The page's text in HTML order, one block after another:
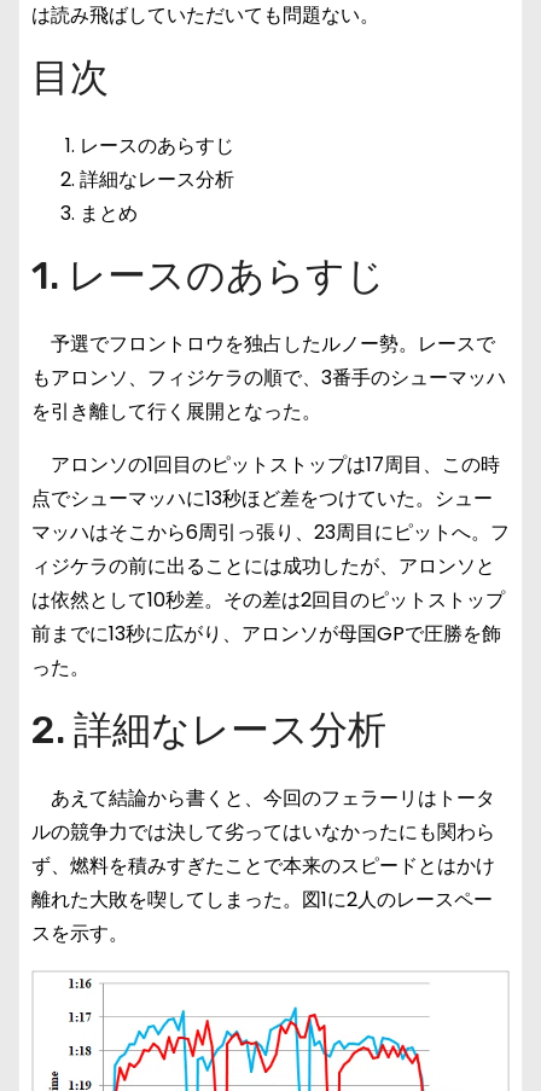
は読み飛ばしていただいても問題ない。
目次
レースのあらすじ
詳細なレース分析
まとめ
1. レースのあらすじ
予選でフロントロウを独占したルノー勢。レースで
もアロンソ、フィジケラの順で、3番手のシューマッハ
を引き離して行く展開となった。
アロンソの1回目のピットストップは17周目、この時
点でシューマッハに13秒ほど差をつけていた。シュー
マッハはそこから6周引っ張り、23周目にピットへ。フ
ィジケラの前に出ることには成功したが、アロンソと
は依然として10秒差。その差は2回目のピットストップ
前までに13秒に広がり、アロンソが母国GPで圧勝を飾
った。
2. 詳細なレース分析
あえて結論から書くと、今回のフェラーリはトータ
ルの競争力では決して劣ってはいなかったにも関わら
ず、燃料を積みすぎたことで本来のスピードとはかけ
離れた大敗を喫してしまった。図1に2人のレースペー
スを示す。